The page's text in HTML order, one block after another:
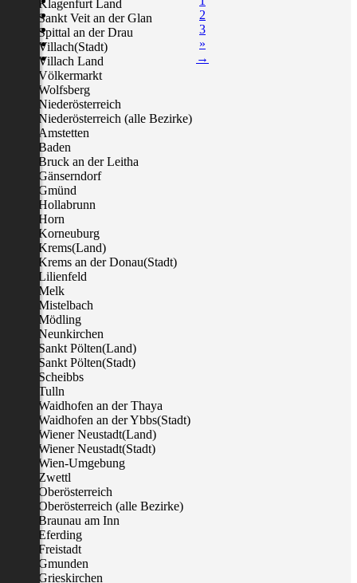
Klagenfurt Land
Sankt Veit an der Glan
Spittal an der Drau
Villach(Stadt)
Villach Land
Völkermarkt
Wolfsberg
Niederösterreich
Niederösterreich (alle Bezirke)
Amstetten
Baden
Bruck an der Leitha
Gänserndorf
Gmünd
Hollabrunn
Horn
Korneuburg
Krems(Land)
Krems an der Donau(Stadt)
Lilienfeld
Melk
Mistelbach
Mödling
Neunkirchen
Sankt Pölten(Land)
Sankt Pölten(Stadt)
Scheibbs
Tulln
Waidhofen an der Thaya
Waidhofen an der Ybbs(Stadt)
Wiener Neustadt(Land)
Wiener Neustadt(Stadt)
Wien-Umgebung
Zwettl
Oberösterreich
Oberösterreich (alle Bezirke)
Braunau am Inn
Eferding
Freistadt
Gmunden
Grieskirchen
2
3
»
→